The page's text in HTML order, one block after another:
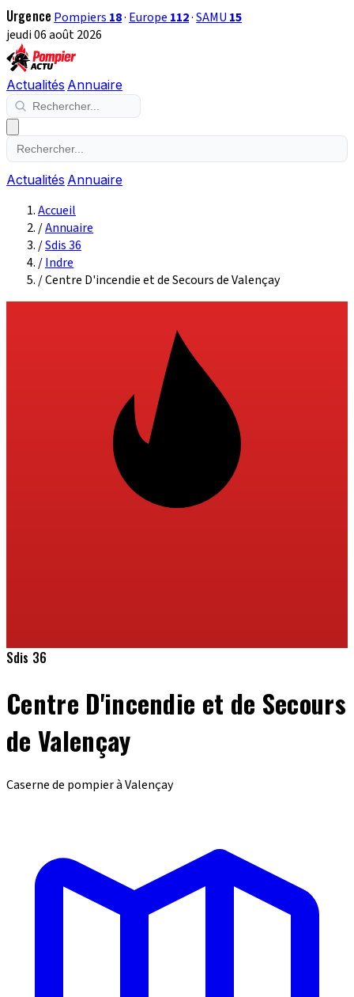
Urgence Pompiers 18· Europe 112·SAMU 15
jeudi 06 août 2026
Actualités Annuaire
Actualités Annuaire
Accueil
/Annuaire
/Sdis 36
/Indre
/Centre D'incendie et de Secours de Valençay
Sdis 36
Centre D'incendie et de Secours
de Valençay
Caserne de pompier à Valençay